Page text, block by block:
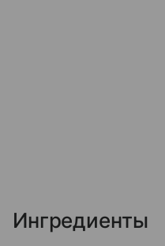
Ингредиенты